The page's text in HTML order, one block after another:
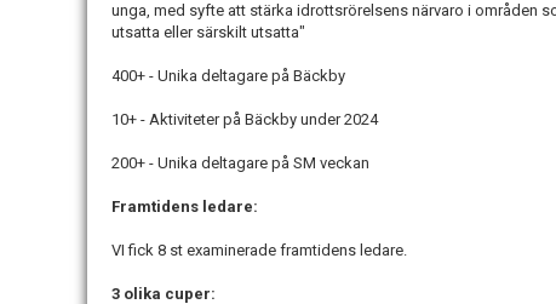
unga, med syfte att stärka idrottsrörelsens närvaro i områden
utsatta eller särskilt utsatta"
400+ - Unika deltagare på Bäckby
10+ - Aktiviteter på Bäckby under 2024
200+ - Unika deltagare på SM veckan
Framtidens ledare:
VI fick 8 st examinerade framtidens ledare.
3 olika cuper: